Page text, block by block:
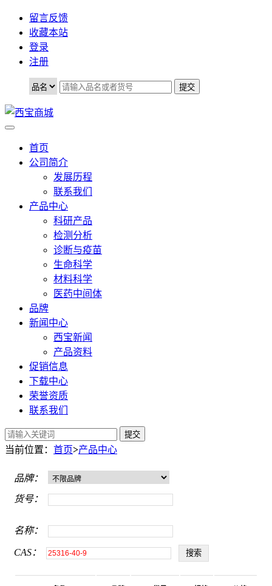
留言反馈
收藏本站
登录
注册
首页
公司简介
发展历程
联系我们
产品中心
科研产品
检测分析
诊断与疫苗
生命科学
材料科学
医药中间体
品牌
新闻中心
西宝新闻
产品资料
促销信息
下载中心
荣誉资质
联系我们
提交
当前位置： 首页>产品中心
品牌：
货号：
名称：
CAS：